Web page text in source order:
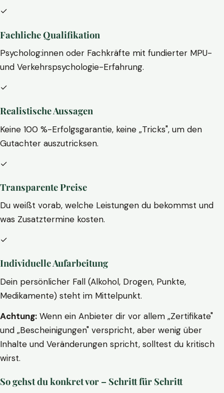
✓
Fachliche Qualifikation
Psycholog:innen oder Fachkräfte mit fundierter MPU-
und Verkehrspsychologie-Erfahrung.
✓
Realistische Aussagen
Keine 100 %-Erfolgsgarantie, keine „Tricks", um den
Gutachter auszutricksen.
✓
Transparente Preise
Du weißt vorab, welche Leistungen du bekommst und
was Zusatztermine kosten.
✓
Individuelle Aufarbeitung
Dein persönlicher Fall (Alkohol, Drogen, Punkte,
Medikamente) steht im Mittelpunkt.
Achtung: Wenn ein Anbieter dir vor allem „Zertifikate"
und „Bescheinigungen" verspricht, aber wenig über
Inhalte und Veränderungen spricht, solltest du kritisch
wirst.
So gehst du konkret vor – Schritt für Schritt